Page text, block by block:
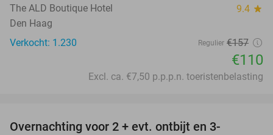
The ALD Boutique Hotel 9.4 star
Den Haag
Verkocht: 1.230
Regulier €157
€110
Excl. ca. €7,50 p.p.p.n. toeristenbelasting
Overnachting voor 2 + evt. ontbijt en 3-